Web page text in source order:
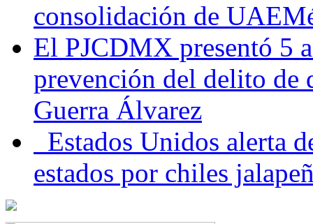
consolidación de
El PJCDMX presentó 5
prevención del delito de
Guerra Álvarez
Estados Unidos alerta
estados por chiles